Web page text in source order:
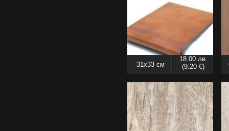
31x33 см
18.00 лв.
(9.20 €)